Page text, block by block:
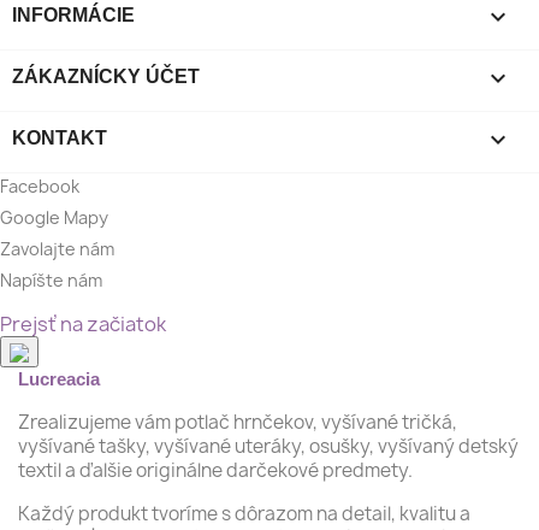
INFORMÁCIE 
ZÁKAZNÍCKY ÚČET 
KONTAKT 
Facebook
Google Mapy
Zavolajte nám
Napíšte nám
Prejsť na začiatok
Lucreacia
Zrealizujeme vám potlač hrnčekov, vyšívané tričká,
vyšívané tašky, vyšívané uteráky, osušky, vyšívaný detský
textil a ďalšie originálne darčekové predmety.
Každý produkt tvoríme s dôrazom na detail, kvalitu a